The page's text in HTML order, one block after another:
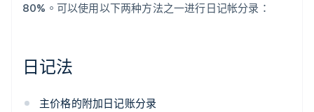
80%。可以使用以下两种方法之一进行日记帐分录：
日记法
主价格的附加日记账分录